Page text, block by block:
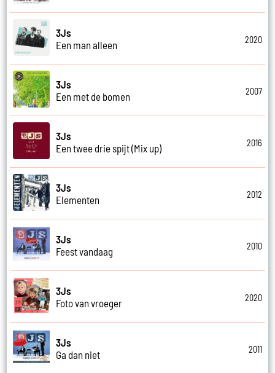
3Js
Een man alleen
2020
3Js
Een met de bomen
2007
3Js
Een twee drie spijt (Mix up)
2016
3Js
Elementen
2012
3Js
Feest vandaag
2010
3Js
Foto van vroeger
2020
3Js
Ga dan niet
2011